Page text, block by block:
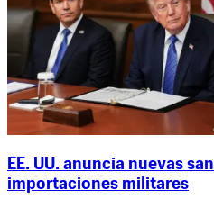
EE. UU. anuncia nuevas
importaciones militares